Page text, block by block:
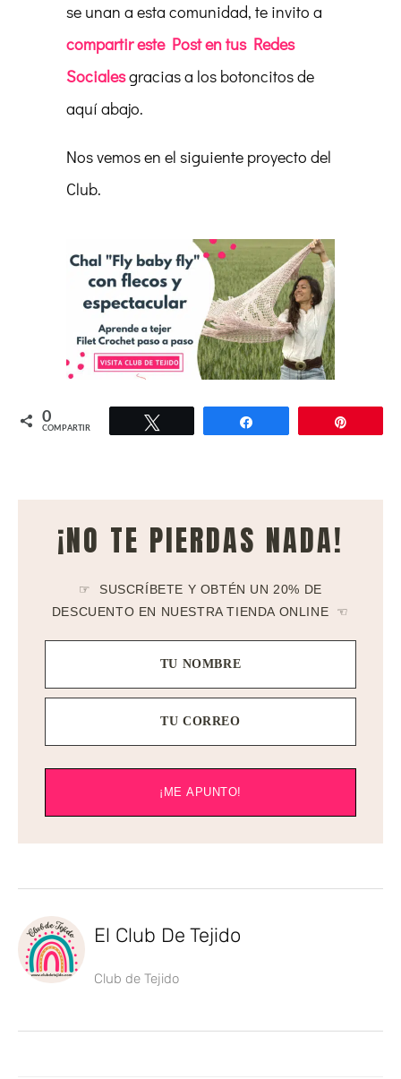
se unan a esta comunidad, te invito a
compartir este Post en tus Redes
Socialesgracias a los botoncitos de
aquí abajo.
Nos vemos en el siguiente proyecto del
Club.
0
COMPARTIR
¡NO TE PIERDAS NADA!
☞ SUSCRÍBETE Y OBTÉN UN 20% DE
DESCUENTO EN NUESTRA TIENDA ONLINE ☜
TU NOMBRE
TU CORREO
¡ME APUNTO!
El Club De Tejido
Club de Tejido